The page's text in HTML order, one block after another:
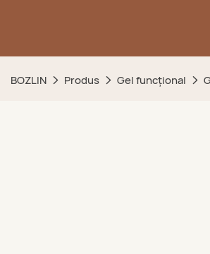
BOZLIN Produs Gel funcțional